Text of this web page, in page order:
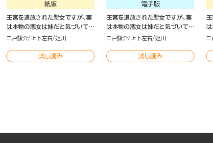
紙版
王宮を追放された聖女ですが、実
は本物の悪女は妹だと気づいても
もう遅い ～私は価値を認めてく
二戸謙介 上下左右 姐川
試し読み
電子版
王宮を追放された聖女ですが、実
は本物の悪女は妹だと気づいても
もう遅い ～私は価値を認めてく
二戸謙介 上下左右 姐川
試し読み
二